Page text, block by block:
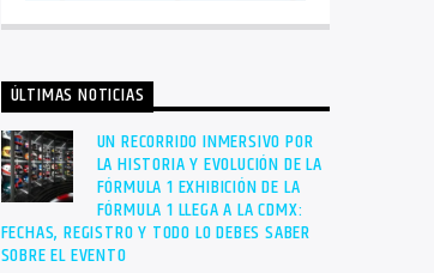
ÚLTIMAS NOTICIAS
UN RECORRIDO INMERSIVO POR
LA HISTORIA Y EVOLUCIÓN DE LA
FÓRMULA 1 EXHIBICIÓN DE LA
FÓRMULA 1 LLEGA A LA CDMX:
FECHAS, REGISTRO Y TODO LO DEBES SABER
SOBRE EL EVENTO